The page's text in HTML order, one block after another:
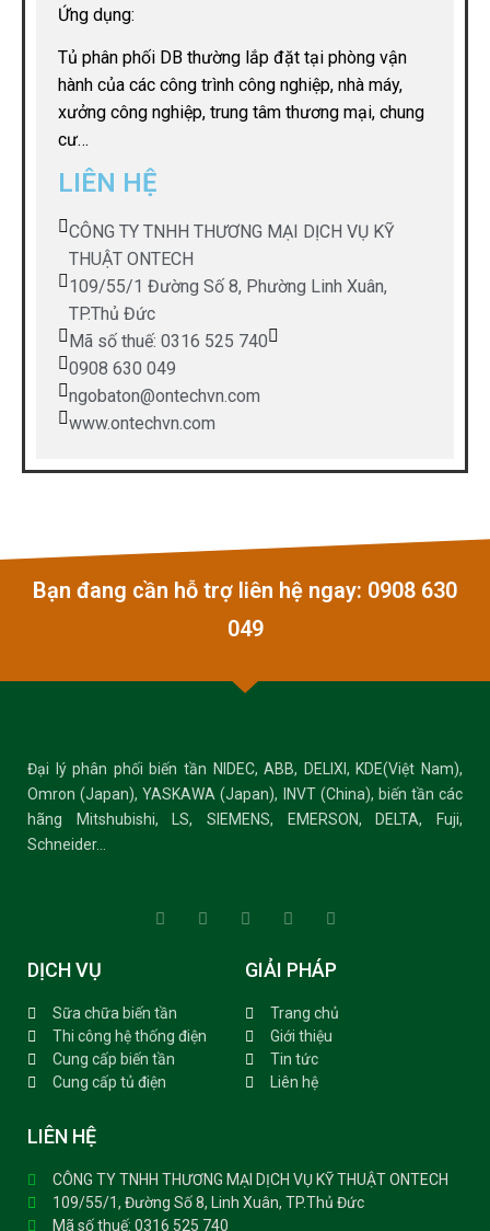
Ứng dụng:
Tủ phân phối DB thường lắp đặt tại phòng vận
hành của các công trình công nghiệp, nhà máy,
xưởng công nghiệp, trung tâm thương mại, chung
cư…
LIÊN HỆ
CÔNG TY TNHH THƯƠNG MẠI DỊCH VỤ KỸ
THUẬT ONTECH
109/55/1 Đường Số 8, Phường Linh Xuân,
TP.Thủ Đức
Mã số thuế: 0316 525 740
0908 630 049
ngobaton@ontechvn.com
www.ontechvn.com
Bạn đang cần hỗ trợ liên hệ ngay: 0908 630
049
Đại lý phân phối biến tần NIDEC, ABB, DELIXI, KDE(Việt Nam),
Omron (Japan), YASKAWA (Japan), INVT (China), biến tần các
hãng Mitshubishi, LS, SIEMENS, EMERSON, DELTA, Fuji,
Schneider…
DỊCH VỤ
Sữa chữa biến tần
Thi công hệ thống điện
Cung cấp biến tần
Cung cấp tủ điện
GIẢI PHÁP
Trang chủ
Giới thiệu
Tin tức
Liên hệ
LIÊN HỆ
CÔNG TY TNHH THƯƠNG MẠI DỊCH VỤ KỸ THUẬT ONTECH
109/55/1, Đường Số 8, Linh Xuân, TP.Thủ Đức
Mã số thuế: 0316 525 740